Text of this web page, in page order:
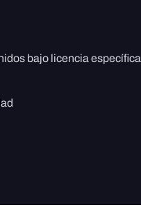
bajo licencia específica